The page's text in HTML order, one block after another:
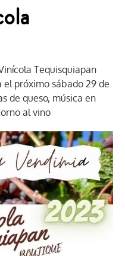
Tequisquiapan
próximo sábado 29 de
de queso, música en
al vino